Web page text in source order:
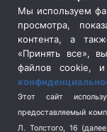
Сельское
Социальная
Спецоперация в
Спецоперация на
Спорт (740)
Терроризм (1)
Мы используем
просмотра,
контента, а
«Принять все»,
файлов cookie,
Этот сайт
предоставляемый
Л. Толстого, 16